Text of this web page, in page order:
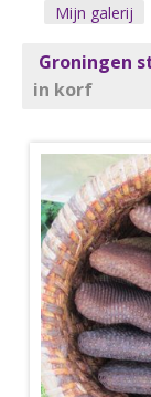
Mijn galerij
Groningen
in korf